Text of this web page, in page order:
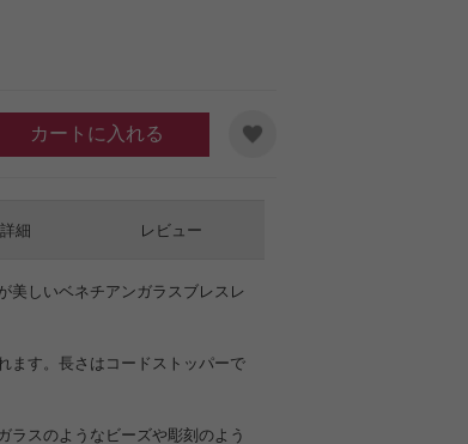
カートに入れる
美しいベネチアンガラスブレスレ
ます。長さはコードストッパーで
ラスのようなビーズや彫刻のよう
細 レビュー